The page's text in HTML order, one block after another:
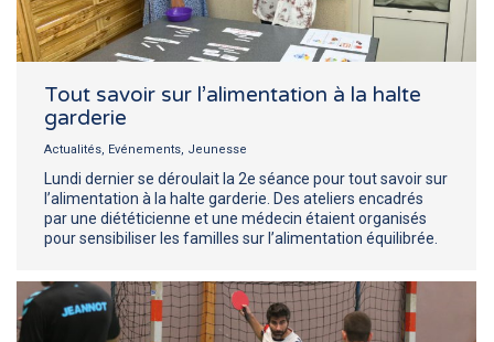
Tout savoir sur l’alimentation à la halte
garderie
Actualités, Evénements, Jeunesse
Lundi dernier se déroulait la 2e séance pour tout savoir sur
l’alimentation à la halte garderie. Des ateliers encadrés
par une diététicienne et une médecin étaient organisés
pour sensibiliser les familles sur l’alimentation équilibrée.